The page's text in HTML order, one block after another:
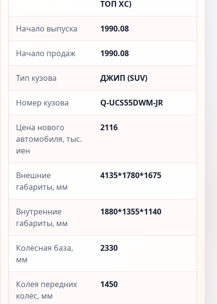
ТОП XС)
Начало выпуска 1990.08
Начало продаж 1990.08
Тип кузова ДЖИП (SUV)
Номер кузова Q-UCS55DWM-JR
Цена нового
автомобиля, тыс.
иен
2116
Внешние
габариты, мм
4135*1780*1675
Внутренние
габариты, мм
1880*1355*1140
Колёсная база,
мм
2330
Колея передних
колёс, мм
1450